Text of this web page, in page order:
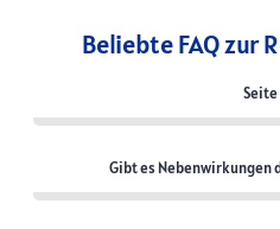
Beliebte FAQ
Seite
Gibt es Nebenwirkungen